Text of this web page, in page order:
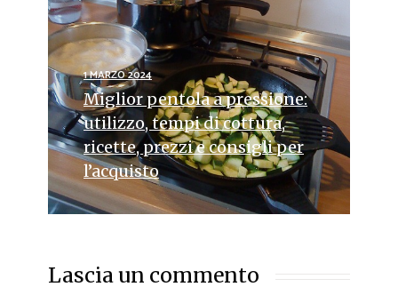
1 MARZO 2024
Miglior pentola a pressione:
utilizzo, tempi di cottura,
ricette, prezzi e consigli per
l’acquisto
Lascia un commento